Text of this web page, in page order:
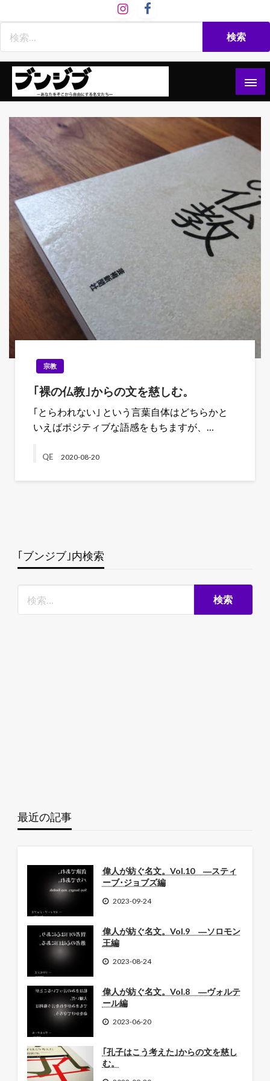
ン
ン
文慈部：あなたをそこから自由にする名文たち
宗教
｢裸の仏教｣からの文を慈しむ。
｢とらわれない｣ という言葉自体はどちらかと
いえばポジティブな語感をもちますが、…
QE 2020-08-20
｢ブンジブ｣内検索
最近の記事
偉人が紡ぐ名文。Vol.10 ―スティ
ーブ･ジョブズ編
2023-09-24
偉人が紡ぐ名文。Vol.9 ―ソロモン
王編
2023-08-24
偉人が紡ぐ名文。Vol.8 ―ヴォルテ
ール編
2023-06-20
｢孔子はこう考えた｣からの文を慈し
む。